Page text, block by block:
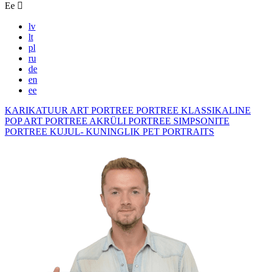
Ee
lv
lt
pl
ru
de
en
ee
KARIKATUUR ART PORTREE PORTREE KLASSIKALINE
POP ART PORTREE AKRÜLI PORTREE SIMPSONITE
PORTREE KUJUL- KUNINGLIK PET PORTRAITS